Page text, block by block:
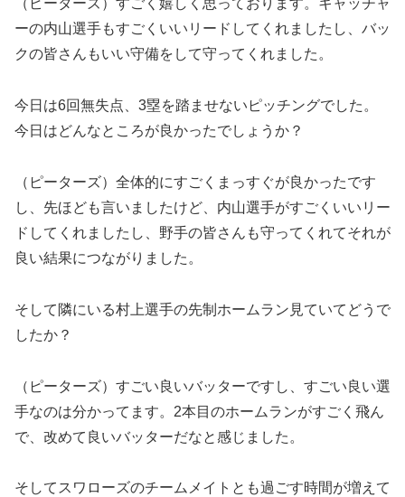
（ピーターズ）すごく嬉しく思っております。キャッチャ
ーの内山選手もすごくいいリードしてくれましたし、バッ
クの皆さんもいい守備をして守ってくれました。
今日は6回無失点、3塁を踏ませないピッチングでした。
今日はどんなところが良かったでしょうか？
（ピーターズ）全体的にすごくまっすぐが良かったです
し、先ほども言いましたけど、内山選手がすごくいいリー
ドしてくれましたし、野手の皆さんも守ってくれてそれが
良い結果につながりました。
そして隣にいる村上選手の先制ホームラン見ていてどうで
したか？
（ピーターズ）すごい良いバッターですし、すごい良い選
手なのは分かってます。2本目のホームランがすごく飛ん
で、改めて良いバッターだなと感じました。
そしてスワローズのチームメイトとも過ごす時間が増えて